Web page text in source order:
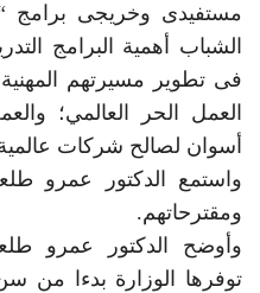
مستفيدى وخريجى برامج
الشباب أهمية البرامج
فى تطوير مسيرتهم
العمل الحر العالمي؛
أسوان لصالح شركات
واستمع الدكتور عمرو
ومقترحاتهم.
وأوضح الدكتور عمرو